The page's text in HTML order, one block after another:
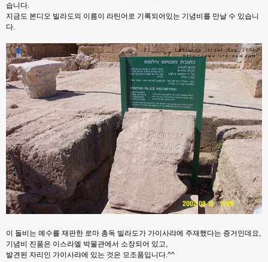
습니다.
지금도 본디오 빌라도의 이름이 라틴어로 기록되어있는 기념비를 만날 수 있습니
다.
이 돌비는 예수를 재판한 로마 총독 빌라도가 가이사랴에 주재했다는 증거인데요,
기념비 진품은 이스라엘 박물관에서 소장되어 있고,
발견된 자리인 가이사랴에 있는 것은 모조품입니다.^^